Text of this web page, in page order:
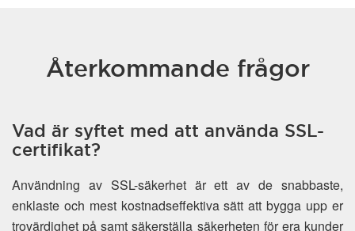
Återkommande frågor
Vad är syftet med att använda SSL-
certifikat?
Användning av SSL-säkerhet är ett av de snabbaste,
enklaste och mest kostnadseffektiva sätt att bygga upp er
trovärdighet på samt säkerställa säkerheten för era kunder